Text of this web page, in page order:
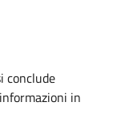
conclude
in